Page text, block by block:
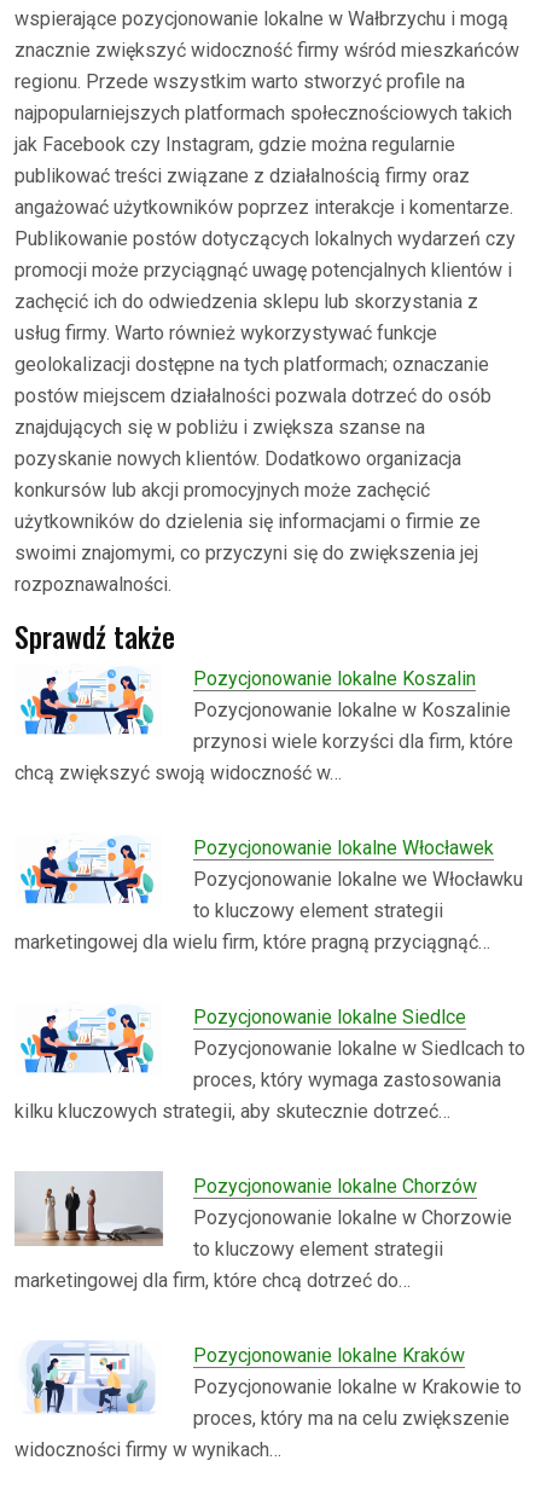
wspierające pozycjonowanie lokalne w Wałbrzychu i mogą
znacznie zwiększyć widoczność firmy wśród mieszkańców
regionu. Przede wszystkim warto stworzyć profile na
najpopularniejszych platformach społecznościowych takich
jak Facebook czy Instagram, gdzie można regularnie
publikować treści związane z działalnością firmy oraz
angażować użytkowników poprzez interakcje i komentarze.
Publikowanie postów dotyczących lokalnych wydarzeń czy
promocji może przyciągnąć uwagę potencjalnych klientów i
zachęcić ich do odwiedzenia sklepu lub skorzystania z
usług firmy. Warto również wykorzystywać funkcje
geolokalizacji dostępne na tych platformach; oznaczanie
postów miejscem działalności pozwala dotrzeć do osób
znajdujących się w pobliżu i zwiększa szanse na
pozyskanie nowych klientów. Dodatkowo organizacja
konkursów lub akcji promocyjnych może zachęcić
użytkowników do dzielenia się informacjami o firmie ze
swoimi znajomymi, co przyczyni się do zwiększenia jej
rozpoznawalności.
Sprawdź także
Pozycjonowanie lokalne Koszalin
Pozycjonowanie lokalne w Koszalinie
przynosi wiele korzyści dla firm, które
chcą zwiększyć swoją widoczność w…
Pozycjonowanie lokalne Włocławek
Pozycjonowanie lokalne we Włocławku
to kluczowy element strategii
marketingowej dla wielu firm, które pragną przyciągnąć…
Pozycjonowanie lokalne Siedlce
Pozycjonowanie lokalne w Siedlcach to
proces, który wymaga zastosowania
kilku kluczowych strategii, aby skutecznie dotrzeć…
Pozycjonowanie lokalne Chorzów
Pozycjonowanie lokalne w Chorzowie
to kluczowy element strategii
marketingowej dla firm, które chcą dotrzeć do…
Pozycjonowanie lokalne Kraków
Pozycjonowanie lokalne w Krakowie to
proces, który ma na celu zwiększenie
widoczności firmy w wynikach…